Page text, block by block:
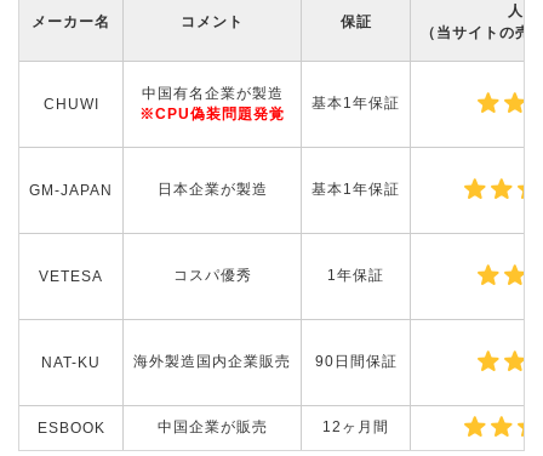
メーカー名 コメント 保証
人気
（当サイトの売
CHUWI
中国有名企業が製造
※CPU偽装問題発覚
基本1年保証
GM-JAPAN 日本企業が製造 基本1年保証
VETESA コスパ優秀 1年保証
NAT-KU 海外製造国内企業販売 90日間保証
ESBOOK 中国企業が販売 12ヶ月間